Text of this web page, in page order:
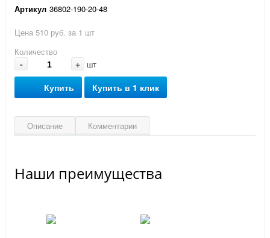
Артикул 36802-190-20-48
Цена 510 руб. за 1 шт
Количество
- + шт
Купить Купить в 1 клик
Описание Комментарии
Наши преимущества